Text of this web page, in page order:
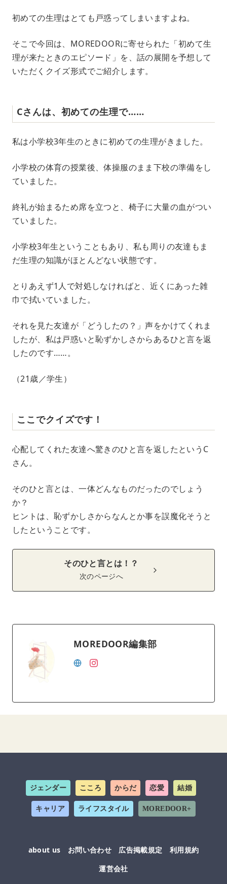
e
初めての生理はとても戸惑ってしまいますよね。
そこで今回は、MOREDOORに寄せられた「初めて生
理が来たときのエピソード」を、話の展開を予想して
いただくクイズ形式でご紹介します。
Cさんは、初めての生理で……
私は小学校3年生のときに初めての生理がきました。
小学校の体育の授業後、体操服のまま下校の準備をし
ていました。
終礼が始まるため席を立つと、椅子に大量の血がつい
ていました。
小学校3年生ということもあり、私も周りの友達もま
だ生理の知識がほとんどない状態です。
とりあえず1人で対処しなければと、近くにあった雑
巾で拭いていました。
それを見た友達が「どうしたの？」声をかけてくれま
したが、私は戸惑いと恥ずかしさからあるひと言を返
したのです……。
（21歳／学生）
ここでクイズです！
心配してくれた友達へ驚きのひと言を返したというC
さん。
そのひと言とは、一体どんなものだったのでしょう
か？
ヒントは、恥ずかしさからなんとか事を誤魔化そうと
したということです。
そのひと言とは！？
次のページへ
MOREDOOR編集部
ジェンダー こころ からだ 恋愛 結婚
キャリア ライフスタイル MOREDOOR+
about us お問い合わせ 広告掲載規定
利用規約
運営会社